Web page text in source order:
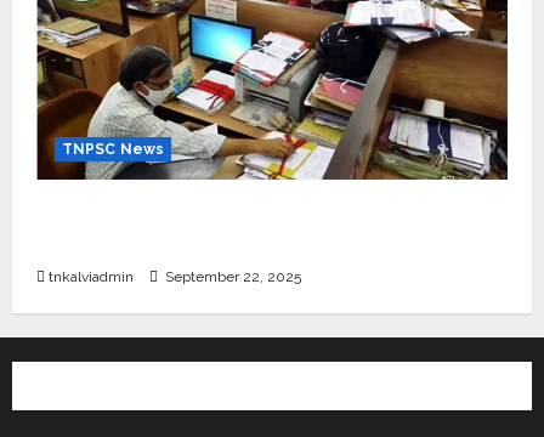
TNPSC News
tnkalviadmin September 22, 2025